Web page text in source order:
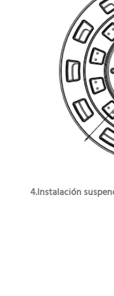
4.Instalación